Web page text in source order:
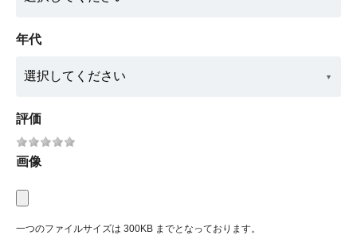
年代
評価
画像
一つのファイルサイズは 300KB までとなっております。